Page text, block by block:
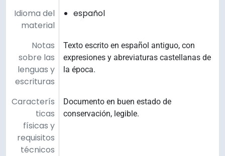
Idioma del
material
español
Notas
sobre las
lenguas y
escrituras
Texto escrito en español antiguo, con
expresiones y abreviaturas castellanas de
la época.
Caracterís
ticas
físicas y
requisitos
técnicos
Documento en buen estado de
conservación, legible.